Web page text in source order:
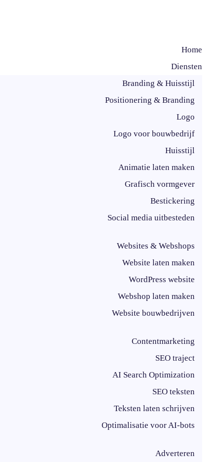
Home
Diensten
Branding & Huisstijl
Positionering & Branding
Logo
Logo voor bouwbedrijf
Huisstijl
Animatie laten maken
Grafisch vormgever
Bestickering
Social media uitbesteden
Websites & Webshops
Website laten maken
WordPress website
Webshop laten maken
Website bouwbedrijven
Contentmarketing
SEO traject
AI Search Optimization
SEO teksten
Teksten laten schrijven
Optimalisatie voor AI-bots
Adverteren